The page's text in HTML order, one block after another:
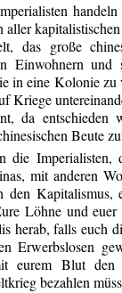
aller
das große
Einwohnern und
in eine Kolonie zu
Kriege
da entschieden
Beute
die Imperialisten,
mit anderen
den Kapitalismus,
Löhne und
herab, falls euch
Erwerbslosen
eurem Blut den
bezahlen